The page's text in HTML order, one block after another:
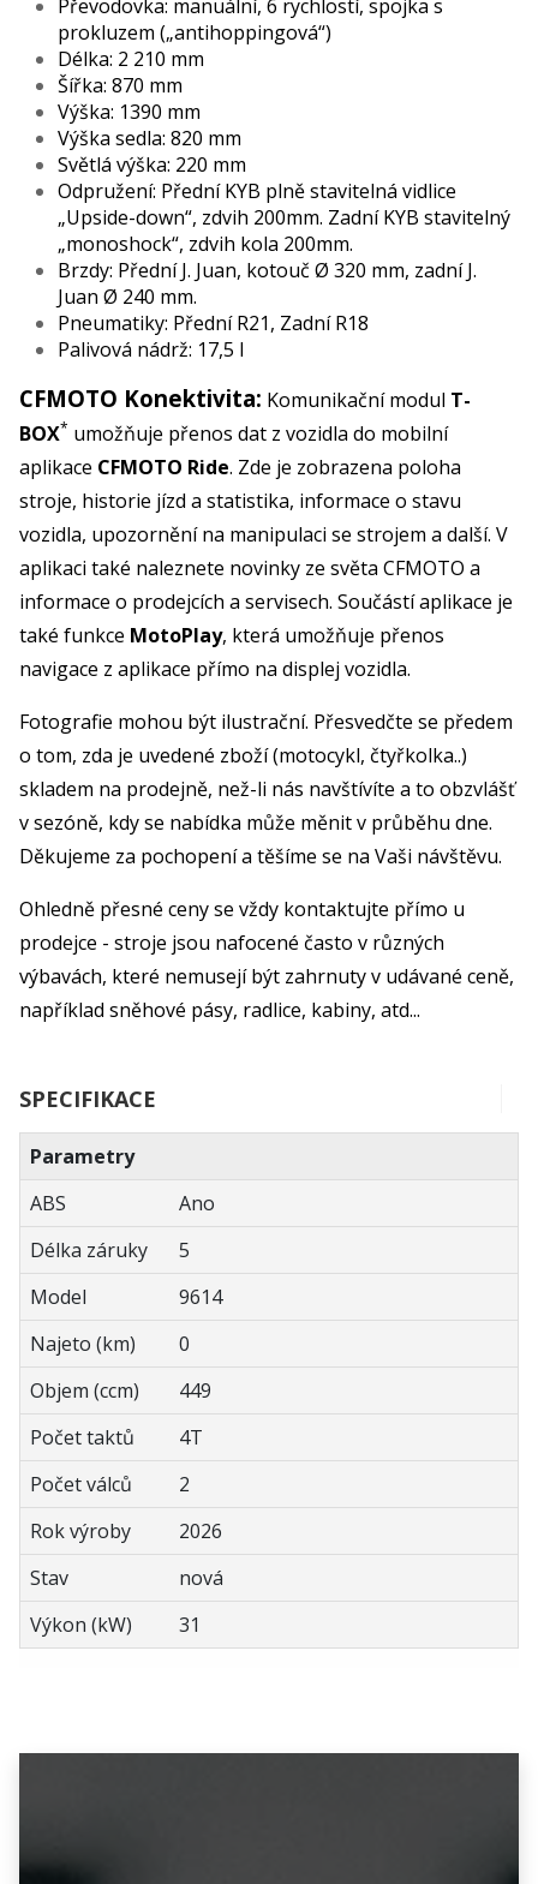
Převodovka: manuální, 6 rychlostí, spojka s
prokluzem („antihoppingová“)
Délka: 2 210 mm
Šířka: 870 mm
Výška: 1390 mm
Výška sedla: 820 mm
Světlá výška: 220 mm
Odpružení: Přední KYB plně stavitelná vidlice
„Upside-down“, zdvih 200mm. Zadní KYB stavitelný
„monoshock“, zdvih kola 200mm.
Brzdy: Přední J. Juan, kotouč Ø 320 mm, zadní J.
Juan Ø 240 mm.
Pneumatiky: Přední R21, Zadní R18
Palivová nádrž: 17,5 l
CFMOTO Konektivita: Komunikační modul T-
BOX* umožňuje přenos dat z vozidla do mobilní
aplikace CFMOTO Ride. Zde je zobrazena poloha
stroje, historie jízd a statistika, informace o stavu
vozidla, upozornění na manipulaci se strojem a další. V
aplikaci také naleznete novinky ze světa CFMOTO a
informace o prodejcích a servisech. Součástí aplikace je
také funkce MotoPlay, která umožňuje přenos
navigace z aplikace přímo na displej vozidla.
Fotografie mohou být ilustrační. Přesvedčte se předem
o tom, zda je uvedené zboží (motocykl, čtyřkolka..)
skladem na prodejně, než-li nás navštívíte a to obzvlášť
v sezóně, kdy se nabídka může měnit v průběhu dne.
Děkujeme za pochopení a těšíme se na Vaši návštěvu.
Ohledně přesné ceny se vždy kontaktujte přímo u
prodejce - stroje jsou nafocené často v různých
výbavách, které nemusejí být zahrnuty v udávané ceně,
například sněhové pásy, radlice, kabiny, atd...
SPECIFIKACE
Parametry
ABS
Ano
Délka záruky
5
Model
9614
Najeto (km)
0
Objem (ccm)
449
Počet taktů
4T
Počet válců
2
Rok výroby
2026
Stav
nová
Výkon (kW)
31